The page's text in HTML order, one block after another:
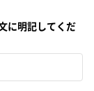
に明記してくだ